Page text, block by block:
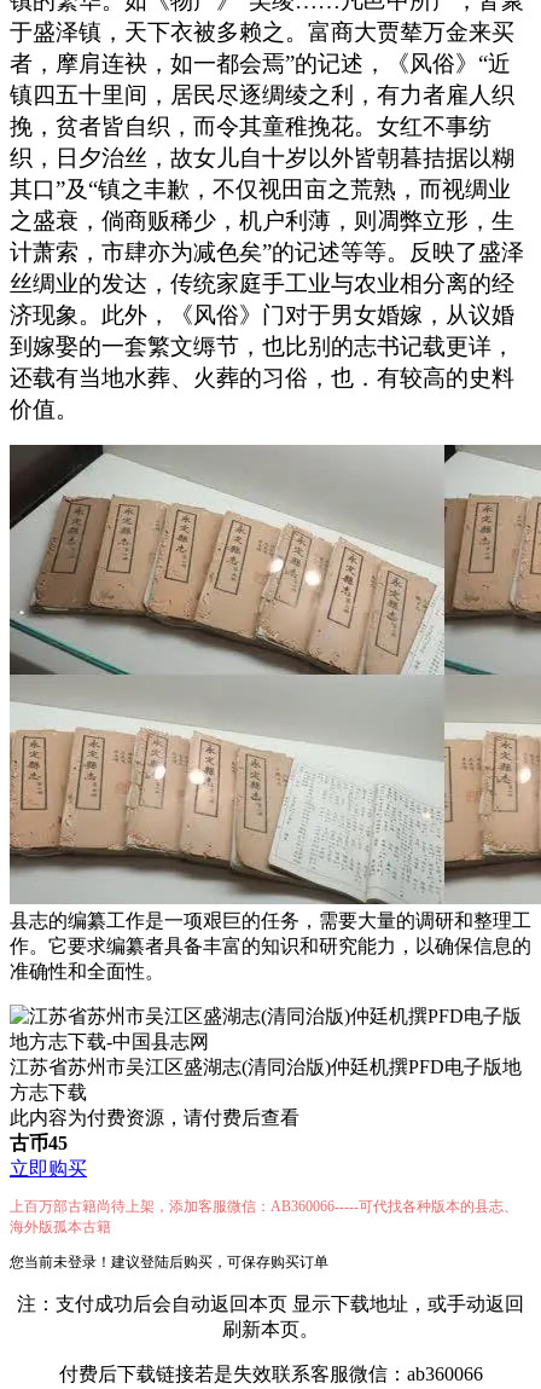
于盛泽镇，天下衣被多赖之。富商大贾辇万金来买
者，摩肩连袂，如一都会焉”的记述，《风俗》“近
镇四五十里间，居民尽逐绸绫之利，有力者雇人织
挽，贫者皆自织，而令其童稚挽花。女红不事纺
织，日夕治丝，故女儿自十岁以外皆朝暮拮据以糊
其口”及“镇之丰歉，不仅视田亩之荒熟，而视绸业
之盛衰，倘商贩稀少，机户利薄，则凋弊立形，生
计萧索，市肆亦为减色矣”的记述等等。反映了盛泽
丝绸业的发达，传统家庭手工业与农业相分离的经
济现象。此外，《风俗》门对于男女婚嫁，从议婚
到嫁娶的一套繁文缛节，也比别的志书记载更详，
还载有当地水葬、火葬的习俗，也．有较高的史料
价值。
县志的编纂工作是一项艰巨的任务，需要大量的调研和整理工
作。它要求编纂者具备丰富的知识和研究能力，以确保信息的
准确性和全面性。
江苏省苏州市吴江区盛湖志(清同治版)仲廷机撰PFD电子版地
方志下载
此内容为付费资源，请付费后查看
古币45
立即购买
上百万部古籍尚待上架，添加客服微信：AB360066-----可代找各种版本的县志、
海外版孤本古籍
您当前未登录！建议登陆后购买，可保存购买订单
注：支付成功后会自动返回本页 显示下载地址，或手动返回
刷新本页。
付费后下载链接若是失效联系客服微信：ab360066